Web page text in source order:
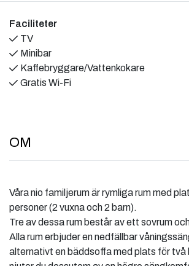
Faciliteter
TV
Minibar
Kaffebryggare/Vattenkokare
Gratis Wi-Fi
OM
Våra nio familjerum är rymliga rum med
personer (2 vuxna och 2 barn).
Tre av dessa rum består av ett sovrum
Alla rum erbjuder en nedfällbar
alternativt en bäddsoffa med plats för två